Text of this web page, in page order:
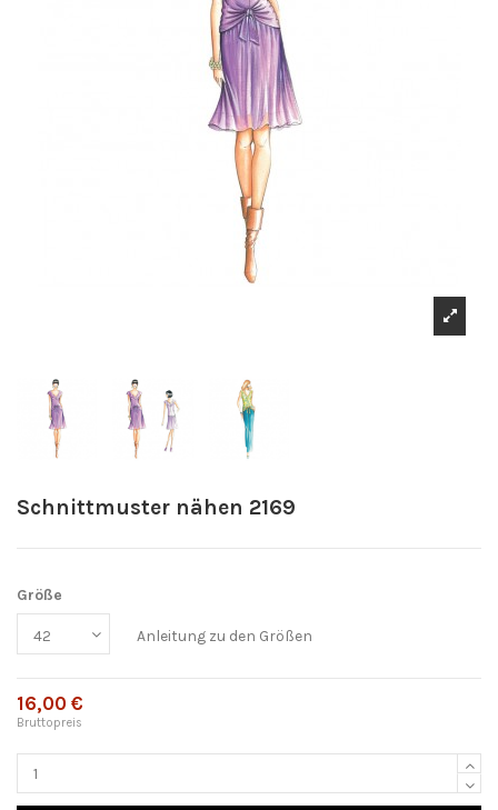
Schnittmuster nähen 2169
Größe
Anleitung zu den Größen
16,00 €
Bruttopreis